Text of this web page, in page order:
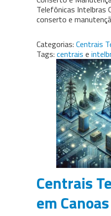
Telefônicas Intelbras
conserto e
Categorias: Centrais
Tags: centrais e
Centrais
em Canoas